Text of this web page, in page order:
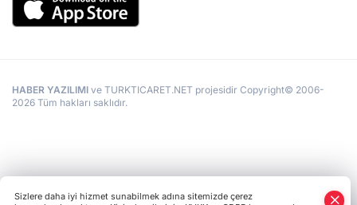
HABER YAZILIMI ve TURKTICARET.NET projesidir Copyright© 2006-
2026 Tüm hakları saklıdır.
Sizlere daha iyi hizmet sunabilmek adına sitemizde çerez